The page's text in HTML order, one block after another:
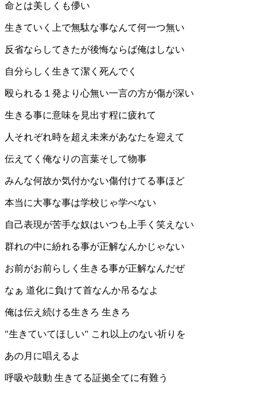
命とは美しくも儚い
生きていく上で無駄な事なんて何一つ無い
反省ならしてきたが後悔ならば俺はしない
自分らしく生きて潔く死んでく
殴られる１発より心無い一言の方が傷が深い
生きる事に意味を見出す程に疲れて
人それぞれ時を超え未来があなたを迎えて
伝えてく俺なりの言葉そして物事
みんな何故か気付かない傷付けてる事ほど
本当に大事な事は学校じゃ学べない
自己表現が苦手な奴はいつも上手く笑えない
群れの中に紛れる事が正解なんかじゃない
お前がお前らしく生きる事が正解なんだぜ
なぁ 道化に負けて首なんか吊るなよ
俺は伝え続ける生きろ 生きろ
"生きていてほしい" これ以上のない祈りを
あの月に唱えるよ
呼吸や鼓動 生きてる証拠全てに有難う